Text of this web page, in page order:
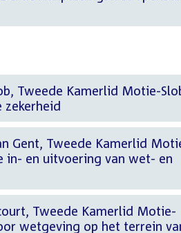
Tweede Kamerlid Motie-
zekerheid
Gent, Tweede Kamerlid
in- en uitvoering van wet- en
Tweede Kamerlid Motie-
wetgeving op het terrein